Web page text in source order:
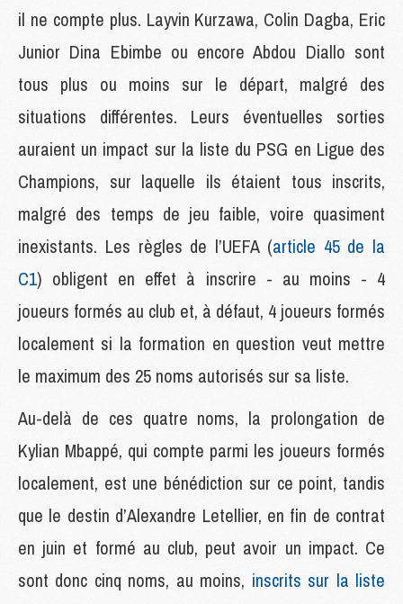
il ne compte plus. Layvin Kurzawa, Colin Dagba, Eric
Junior Dina Ebimbe ou encore Abdou Diallo sont
tous plus ou moins sur le départ, malgré des
situations différentes. Leurs éventuelles sorties
auraient un impact sur la liste du PSG en Ligue des
Champions, sur laquelle ils étaient tous inscrits,
malgré des temps de jeu faible, voire quasiment
inexistants. Les règles de l’UEFA (article 45 de la
C1) obligent en effet à inscrire - au moins - 4
joueurs formés au club et, à défaut, 4 joueurs formés
localement si la formation en question veut mettre
le maximum des 25 noms autorisés sur sa liste.
Au-delà de ces quatre noms, la prolongation de
Kylian Mbappé, qui compte parmi les joueurs formés
localement, est une bénédiction sur ce point, tandis
que le destin d’Alexandre Letellier, en fin de contrat
en juin et formé au club, peut avoir un impact. Ce
sont donc cinq noms, au moins, inscrits sur la liste